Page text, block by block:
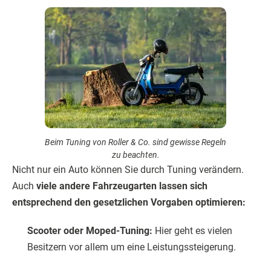
Beim Tuning von Roller & Co. sind gewisse Regeln
zu beachten.
Nicht nur ein Auto können Sie durch Tuning verändern.
Auch viele andere Fahrzeugarten lassen sich
entsprechend den gesetzlichen Vorgaben optimieren:
Scooter oder Moped-Tuning: Hier geht es vielen
Besitzern vor allem um eine Leistungssteigerung.